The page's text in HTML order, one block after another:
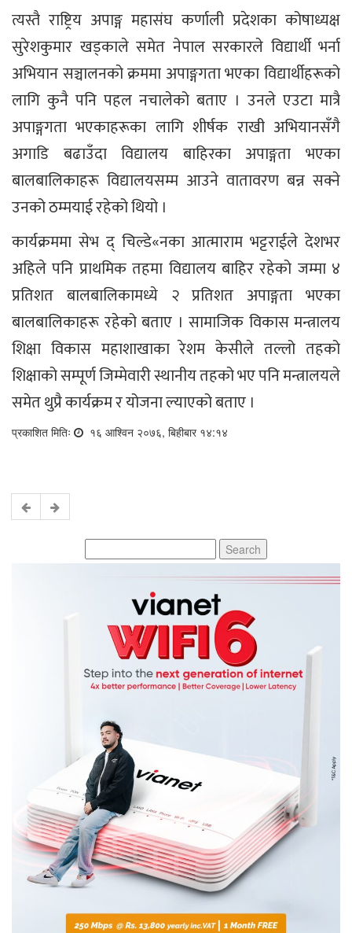
त्यस्तै राष्ट्रिय अपाङ्ग महासंघ कर्णाली प्रदेशका कोषाध्यक्ष
सुरेशकुमार खड्काले समेत नेपाल सरकारले विद्यार्थी भर्ना
अभियान सञ्चालनको क्रममा अपाङ्गगता भएका विद्यार्थीहरूको
लागि कुनै पनि पहल नचालेको बताए । उनले एउटा मात्रै
अपाङ्गगता भएकाहरूका लागि शीर्षक राखी अभियानसँगै
अगाडि बढाउँदा विद्यालय बाहिरका अपाङ्गता भएका
बालबालिकाहरू विद्यालयसम्म आउने वातावरण बन्न सक्ने
उनको ठम्मयाई रहेको थियो ।
कार्यक्रममा सेभ द् चिल्डे«नका आत्माराम भट्टराईले देशभर
अहिले पनि प्राथमिक तहमा विद्यालय बाहिर रहेको जम्मा ४
प्रतिशत बालबालिकामध्ये २ प्रतिशत अपाङ्गता भएका
बालबालिकाहरू रहेको बताए । सामाजिक विकास मन्त्रालय
शिक्षा विकास महाशाखाका रेशम केसीले तल्लो तहको
शिक्षाको सम्पूर्ण जिम्मेवारी स्थानीय तहको भए पनि मन्त्रालयले
समेत थुप्रै कार्यक्रम र योजना ल्याएको बताए ।
प्रकाशित मितिः १६ आश्विन २०७६, बिहीबार १४:१४
for: